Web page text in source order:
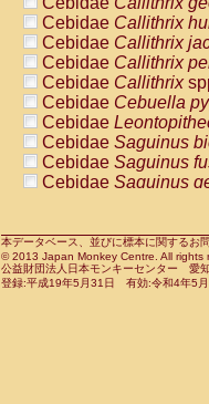
Pitheciidae
PitheciidaePithecia
PitheciidaePithecia
Cercopithecidae
Cercopithecidae
Cercopithecidae
Cercopithecidae
Cercopithecidae
Cercopithecidae
Cercopithecidae
Cercopithecidae
Cercopithecidae
Cebidae Callithrix
Cebidae Callithrix
Cebidae Callithrix
Cebidae Callithrix
Cebidae Cebuella
Cebidae
Cebidae Saguinus
Cebidae Saguinus
Cebidae Saguinus
CebidaeSaguinus
CebidaeSaguinus
Cebidae Saguinus
本データベース、並びに標本に関するお
© 2013 Japan Monkey Centre. All rights
公益財団法人日本モンキーセンター
登録:平成19年5月31日 有効:令和4年5